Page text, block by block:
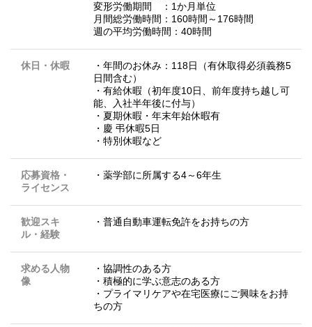
変形労働期間 ：1か月単位
月間総労働時間：160時間～176時間
週の平均労働時間：40時間
休日・休暇
・年間のお休み：118日（有休取得必須義務5
日間含む）
・有給休暇（初年度10日、前年度持ち越し可
能、入社半年後に付与）
・夏期休暇・年末年始休暇有
・慶 弔休暇5日
・特別休暇など
応募資格・
ライセンス
・薬学部に所属する4～6年生
歓迎スキ
ル・経験
・普通自動車運転免許をお持ちの方
求める人物
像
・協調性のある方
・積極的に学ぶ意志のある方
・プライマリケアや在宅医療にご興味をお持
ちの方